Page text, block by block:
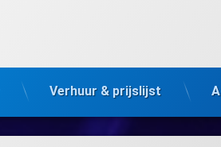
Verhuur & prijslijst